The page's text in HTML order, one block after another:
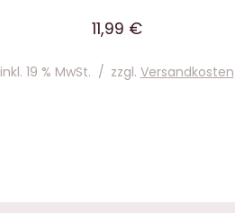
11,99 €
inkl. 19 % MwSt. / zzgl. Versandkosten